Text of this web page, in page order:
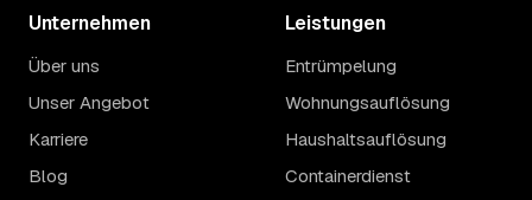
Unternehmen
Über uns
Unser Angebot
Karriere
Blog
Leistungen
Entrümpelung
Wohnungsauflösung
Haushaltsauflösung
Containerdienst